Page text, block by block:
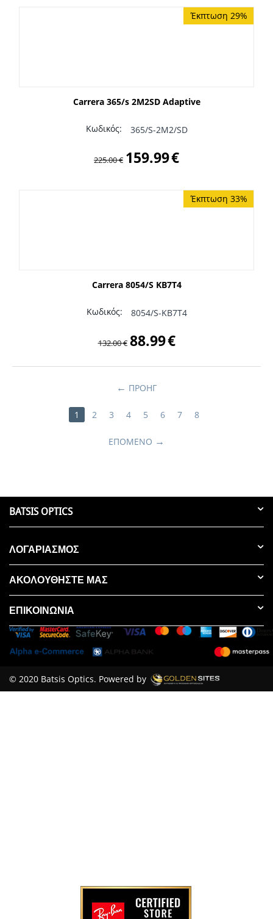
Έκπτωση 29%
Carrera 365/s 2M2SD Adaptive
Κωδικός: 365/S-2M2/SD
225.00€ 159.99€
Έκπτωση 33%
Carrera 8054/S KB7T4
Κωδικός: 8054/S-KB7T4
132.00€ 88.99€
ΠΡΟΗΓ
1 2 3 4 5 6 7 8
ΕΠΌΜΕΝΟ
BATSIS OPTICS
ΛΟΓΑΡΙΑΣΜΟΣ
ΑΚΟΛΟΥΘΗΣΤΕ ΜΑΣ
ΕΠΙΚΟΙΝΩΝΊΑ
© 2020 Batsis Optics. Powered by